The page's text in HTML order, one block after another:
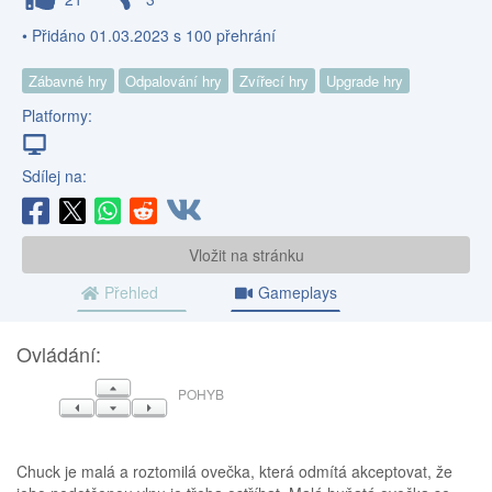
• Přidáno 01.03.2023 s 100 přehrání
Zábavné hry Odpalování hry Zvířecí hry Upgrade hry
Platformy:
Sdílej na:
Vložit na stránku
Přehled
Gameplays
Ovládání:
NAHORU
VLEVODOLŮVPRAVO
POHYB
Chuck je malá a roztomilá ovečka, která odmítá akceptovat, že